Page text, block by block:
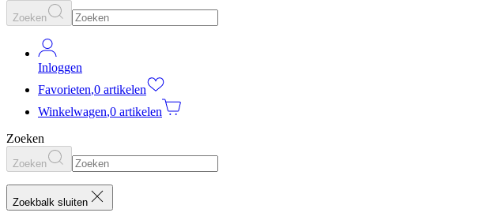
Zoeken
Inloggen
Favorieten,0 artikelen
Winkelwagen,0 artikelen
Zoeken
Zoeken
Zoekbalk sluiten